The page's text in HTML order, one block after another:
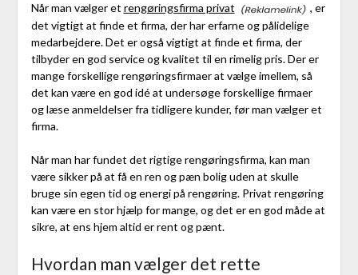
Når man vælger et rengøringsfirma privat
, er
det vigtigt at finde et firma, der har erfarne og pålidelige
medarbejdere. Det er også vigtigt at finde et firma, der
tilbyder en god service og kvalitet til en rimelig pris. Der er
mange forskellige rengøringsfirmaer at vælge imellem, så
det kan være en god idé at undersøge forskellige firmaer
og læse anmeldelser fra tidligere kunder, før man vælger et
firma.
Når man har fundet det rigtige rengøringsfirma, kan man
være sikker på at få en ren og pæn bolig uden at skulle
bruge sin egen tid og energi på rengøring. Privat rengøring
kan være en stor hjælp for mange, og det er en god måde at
sikre, at ens hjem altid er rent og pænt.
Hvordan man vælger det rette